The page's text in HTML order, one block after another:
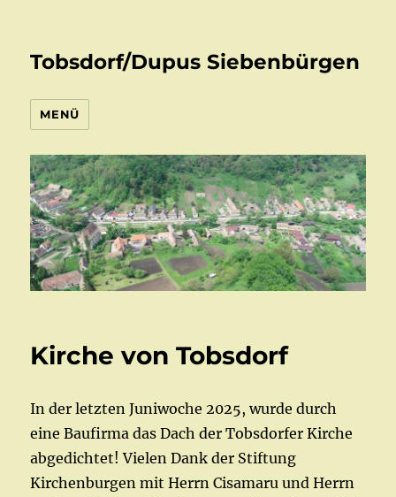
Tobsdorf/Dupus Siebenbürgen
MENÜ
Kirche von Tobsdorf
In der letzten Juniwoche 2025, wurde durch
eine Baufirma das Dach der Tobsdorfer Kirche
abgedichtet! Vielen Dank der Stiftung
Kirchenburgen mit Herrn Cisamaru und Herrn